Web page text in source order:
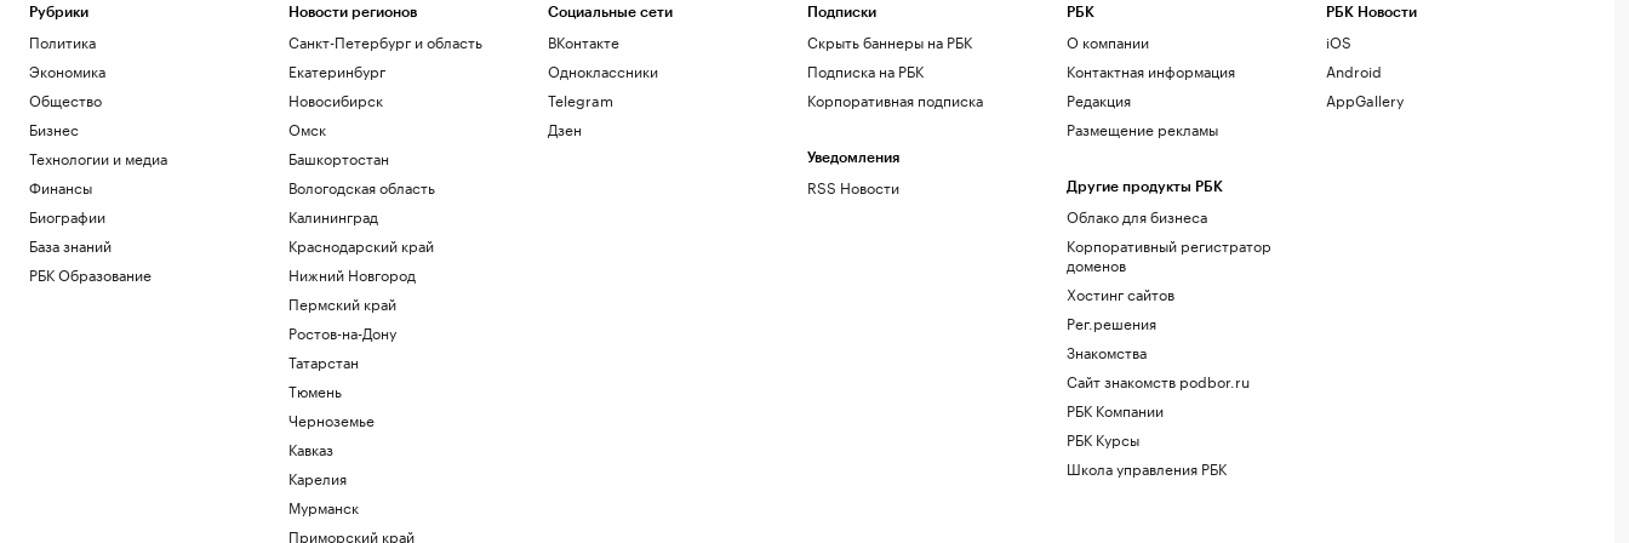
Рубрики
Политика
Экономика
Общество
Бизнес
Технологии и медиа
Финансы
Биографии
База знаний
РБК Образование
Новости регионов
Санкт-Петербург и область
Екатеринбург
Новосибирск
Омск
Башкортостан
Вологодская область
Калининград
Краснодарский край
Нижний Новгород
Пермский край
Ростов-на-Дону
Татарстан
Тюмень
Черноземье
Кавказ
Карелия
Мурманск
Приморский край
Социальные сети
ВКонтакте
Одноклассники
Telegram
Дзен
Подписки
Скрыть баннеры на РБК
Подписка на РБК
Корпоративная подписка
Уведомления
RSS Новости
РБК
О компании
Контактная информация
Редакция
Размещение рекламы
Другие продукты РБК
Облако для бизнеса
Корпоративный регистратор
доменов
Хостинг сайтов
Рег.решения
Знакомства
Сайт знакомств podbor.ru
РБК Компании
РБК Курсы
Школа управления РБК
РБК Новости
iOS
Android
AppGallery